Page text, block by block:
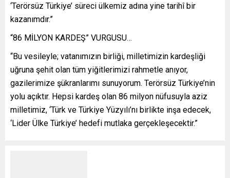
‘Terörsüz Türkiye’ süreci ülkemiz adına yine tarihî bir
kazanımdır.”
“86 MİLYON KARDEŞ” VURGUSU…
“Bu vesileyle; vatanımızın birliği, milletimizin kardeşliği
uğruna şehit olan tüm yiğitlerimizi rahmetle anıyor,
gazilerimize şükranlarımı sunuyorum. Terörsüz Türkiye’nin
yolu açıktır. Hepsi kardeş olan 86 milyon nüfusuyla aziz
milletimiz, ‘Türk ve Türkiye Yüzyılı’nı birlikte inşa edecek,
‘Lider Ülke Türkiye’ hedefi mutlaka gerçekleşecektir.”